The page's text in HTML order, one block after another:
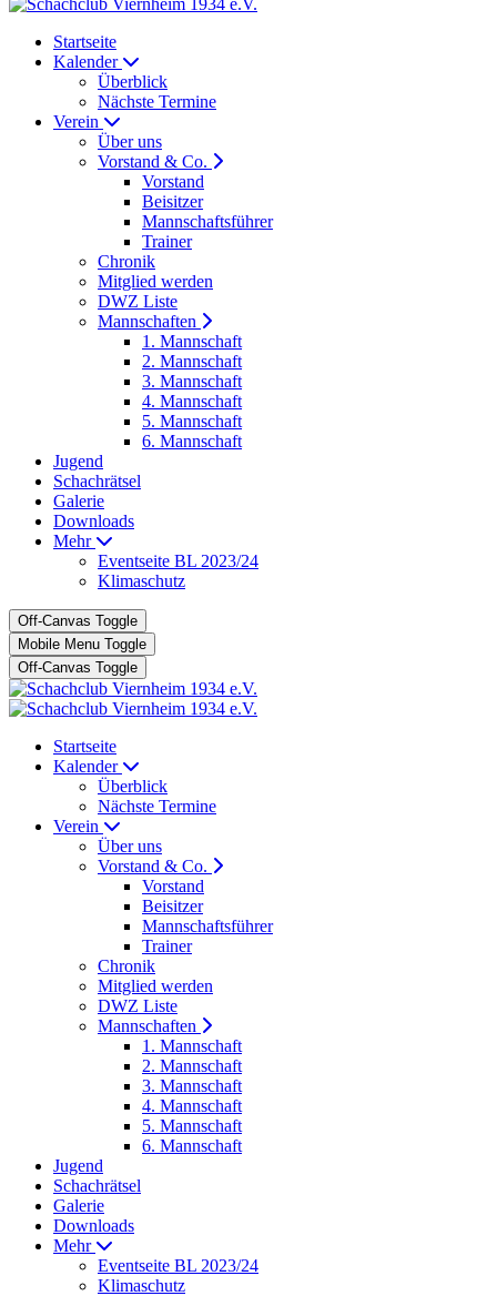
Startseite
Kalender
Überblick
Nächste Termine
Verein
Über uns
Vorstand & Co.
Vorstand
Beisitzer
Mannschaftsführer
Trainer
Chronik
Mitglied werden
DWZ Liste
Mannschaften
1. Mannschaft
2. Mannschaft
3. Mannschaft
4. Mannschaft
5. Mannschaft
6. Mannschaft
Jugend
Schachrätsel
Galerie
Downloads
Mehr
Eventseite BL 2023/24
Klimaschutz
Off-Canvas Toggle
Mobile Menu Toggle
Off-Canvas Toggle
Startseite
Kalender
Überblick
Nächste Termine
Verein
Über uns
Vorstand & Co.
Vorstand
Beisitzer
Mannschaftsführer
Trainer
Chronik
Mitglied werden
DWZ Liste
Mannschaften
1. Mannschaft
2. Mannschaft
3. Mannschaft
4. Mannschaft
5. Mannschaft
6. Mannschaft
Jugend
Schachrätsel
Galerie
Downloads
Mehr
Eventseite BL 2023/24
Klimaschutz